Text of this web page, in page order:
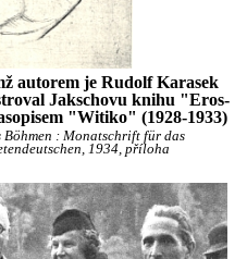
autorem je Rudolf Karasek
Jakschovu knihu "Eros-
"Witiko" (1928-1933)
Böhmen : Monatschrift für das
1934, příloha